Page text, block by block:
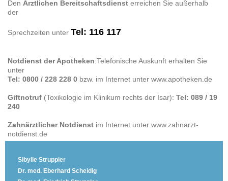
Den Ärztlichen Bereitschaftsdienst erreichen Sie außerhalb
der
Sprechzeiten unter Tel: 116 117
Notdienst der Apotheken:Telefonische Auskunft erhalten Sie
unter
Tel: 0800 / 228 228 0 bzw. im Internet unter www.apotheken.de
Giftnotruf (Toxikologie im Klinikum rechts der Isar): Tel: 089 / 19
240
Zahnärztlicher Notdienst im Internet unter www.zahnarzt-
notdienst.de
Sibylle Struppler
Dr. med. Eberhard Scheidig